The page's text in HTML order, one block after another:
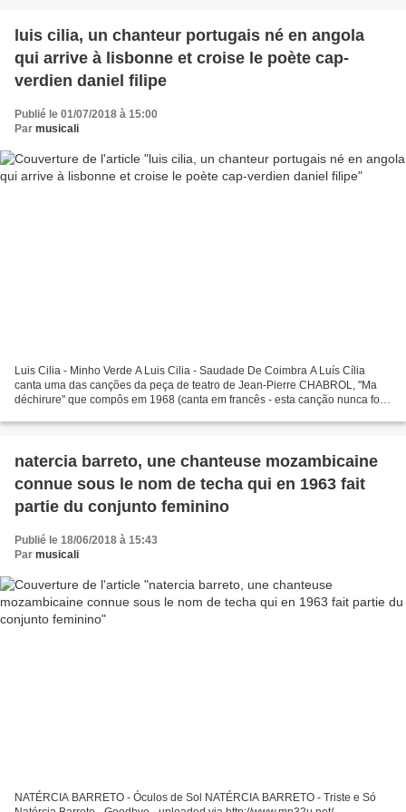
luis cilia, un chanteur portugais né en angola
qui arrive à lisbonne et croise le poète cap-
verdien daniel filipe
Publié le 01/07/2018 à 15:00
Par musicali
Luis Cilia - Minho Verde A Luis Cilia - Saudade De Coimbra A Luís Cília
canta uma das canções da peça de teatro de Jean-Pierre CHABROL, "Ma
déchirure" que compôs em 1968 (canta em francês - esta canção nunca foi
natercia barreto, une chanteuse mozambicaine
connue sous le nom de techa qui en 1963 fait
partie du conjunto feminino
Publié le 18/06/2018 à 15:43
Par musicali
NATÉRCIA BARRETO - Óculos de Sol NATÉRCIA BARRETO - Triste e Só